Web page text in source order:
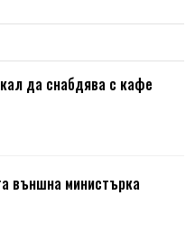
да снабдява с кафе
външна министърка